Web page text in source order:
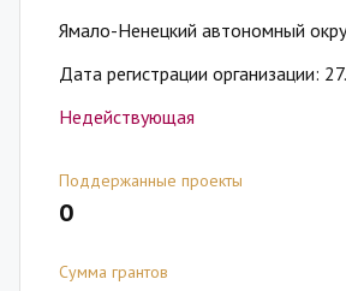
Ямало-Ненецкий автономный
Дата регистрации организации:
Недействующая
Поддержанные проекты
0
Сумма грантов